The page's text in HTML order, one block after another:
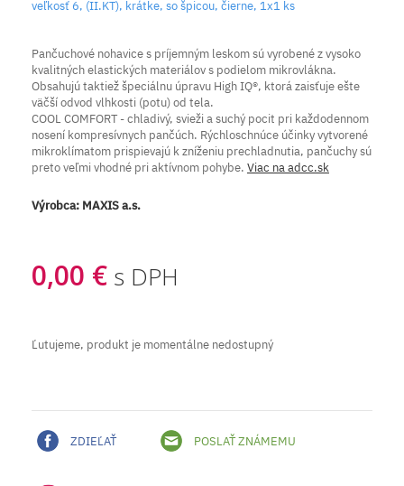
veľkosť 6, (II.KT), krátke, so špicou, čierne, 1x1 ks
Pančuchové nohavice s príjemným leskom sú vyrobené z vysoko
kvalitných elastických materiálov s podielom mikrovlákna.
Obsahujú taktiež špeciálnu úpravu High IQ®, ktorá zaisťuje ešte
väčší odvod vlhkosti (potu) od tela.
COOL COMFORT - chladivý, svieži a suchý pocit pri každodennom
nosení kompresívnych pančúch. Rýchloschnúce účinky vytvorené
mikroklímatom prispievajú k zníženiu prechladnutia, pančuchy sú
preto veľmi vhodné pri aktívnom pohybe. Viac na adcc.sk
Výrobca: MAXIS a.s.
0,00 € s DPH
Ľutujeme, produkt je momentálne nedostupný
ZDIEĽAŤ POSLAŤ ZNÁMEMU